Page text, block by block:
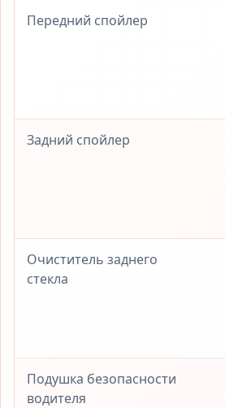
Передний спойлер
Задний спойлер
Очиститель заднего
стекла
Подушка безопасности
водителя